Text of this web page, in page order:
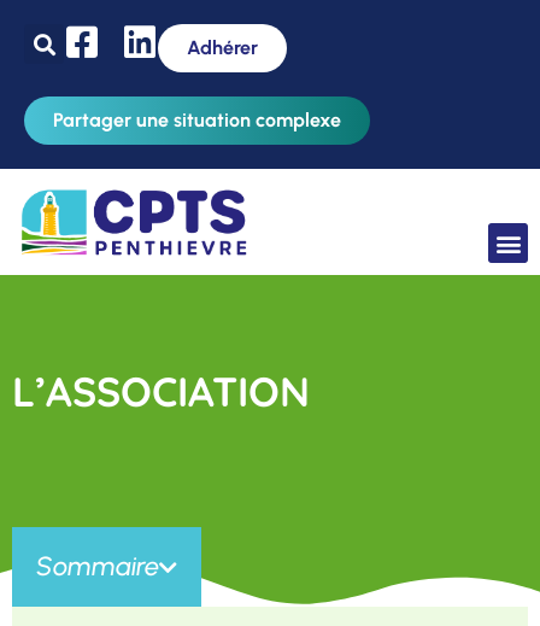
Adhérer
Partager une situation complexe
L’ASSOCIATION
Sommaire